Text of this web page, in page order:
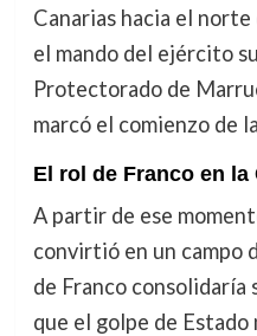
Canarias hacia el
el mando del ejército
Protectorado de
marcó el comienzo de
El rol de Franco en la
A partir de ese
convirtió en un campo
de Franco consolidaría
que el golpe de